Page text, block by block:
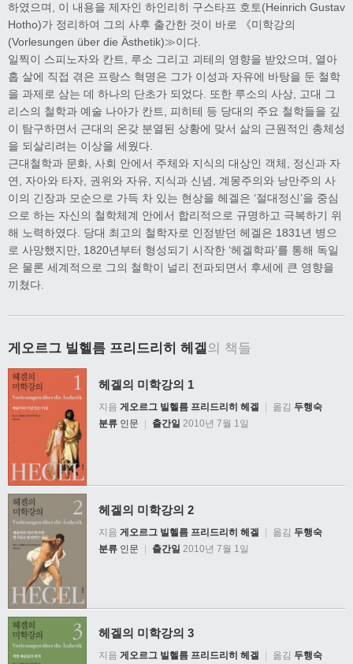
하였으며, 이 내용을 제자인 하인리히 구스타프 호토(Heinrich Gustav
Hotho)가 정리하여 그의 사후 출간한 것이 바로 《미학강의
(Vorlesungen über die Ästhetik)≫이다.
일찍이 스피노자와 칸트, 루소 그리고 괴테의 영향을 받았으며, 열아
홉 살에 직접 겪은 프랑스 혁명은 그가 이성과 자유에 바탕을 둔 철학
을 과제로 삼는 데 하나의 단초가 되었다. 또한 루소의 사상, 고대 그
리스의 철학과 예술 나아가 칸트, 피히테 등 당대의 주요 철학들을 깊
이 탐구하면서 근대의 온갖 분열된 상황에 맞서 삶의 근원적인 총체성
을 되살리려는 이상을 세웠다.
근대철학과 문화, 사회 안에서 주체와 지식의 대상인 객체, 정신과 자
연, 자아와 타자, 권위와 자유, 지식과 신념, 계몽주의와 낭만주의 사
이의 긴장과 모순으로 가득 차 있는 현상을 헤겔은 ‘절대정신’을 중심
으로 하는 자신의 철학체계 안에서 합리적으로 규명하고 극복하기 위
해 노력하였다. 당대 최고의 철학자로 인정받던 헤겔은 1831년 병으
로 사망했지만, 1820년부터 형성되기 시작한 ‘헤겔학파’를 통해 독일
은 물론 세계적으로 그의 철학이 널리 전파되면서 후세에 큰 영향을
끼쳤다.
게오르그 빌헬름 프리드리히 헤겔의 책들
헤겔의 미학강의 1
지음 게오르그 빌헬름 프리드리히 헤겔 옮김 두행숙
분류 인문 출간일 2010년 7월 1일
헤겔의 미학강의 2
지음 게오르그 빌헬름 프리드리히 헤겔 | 옮김 두행숙
분류 인문 | 출간일 2010년 7월 1일
헤겔의 미학강의 3
지음 게오르그 빌헬름 프리드리히 헤겔 옮김 두행숙